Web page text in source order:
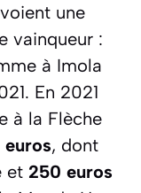
une
vainqueur :
à Imola
En 2021
à la Flèche
euros, dont
et 250 euros